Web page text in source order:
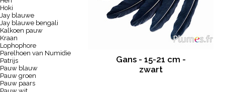
Hoki
Jay blauwe
Jay blauwe bengali
Kalkoen pauw
Kraan
Lophophore
Parelhoen van Numidie
Patrijs
Pauw blauw
Pauw groen
Pauw paars
Gans - 15-21 cm -
zwart